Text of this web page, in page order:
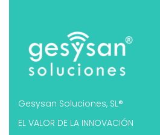
Gesysan Soluciones, SL®
EL VALOR DE LA INNOVACIÓN